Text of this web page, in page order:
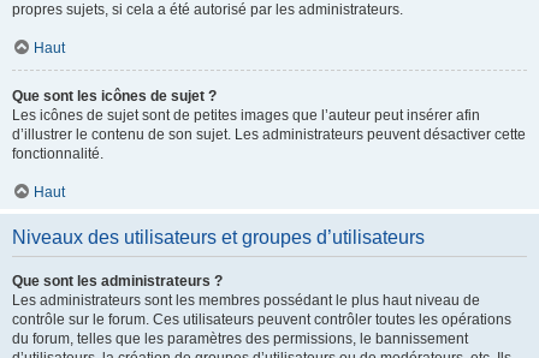
propres sujets, si cela a été autorisé par les administrateurs.
Haut
Que sont les icônes de sujet ?
Les icônes de sujet sont de petites images que l’auteur peut insérer afin
d’illustrer le contenu de son sujet. Les administrateurs peuvent désactiver cette
fonctionnalité.
Haut
Niveaux des utilisateurs et groupes d’utilisateurs
Que sont les administrateurs ?
Les administrateurs sont les membres possédant le plus haut niveau de
contrôle sur le forum. Ces utilisateurs peuvent contrôler toutes les opérations
du forum, telles que les paramètres des permissions, le bannissement